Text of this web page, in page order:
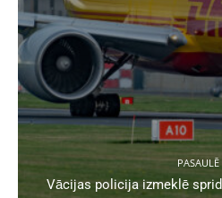
PASAULĒ
Vācijas policija izmeklē